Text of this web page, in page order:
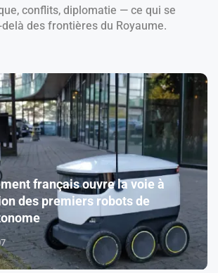
conflits, diplomatie — ce qui se
des frontières du Royaume.
français ouvre la voie à
des premiers robots de